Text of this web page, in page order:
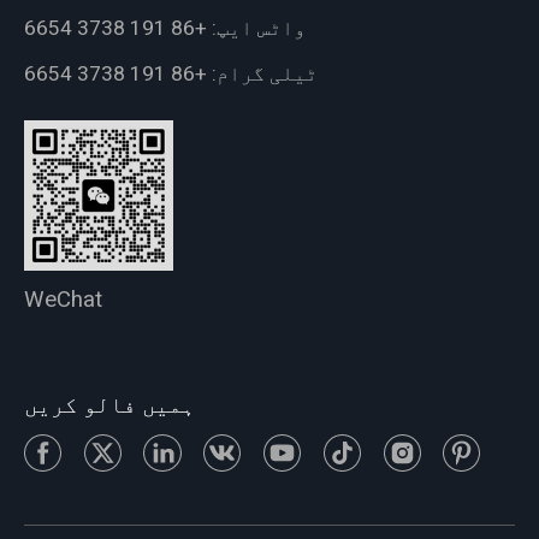
واٹس ایپ: +86 191 3738 6654
ٹیلی گرام: +86 191 3738 6654
WeChat
ہمیں فالو کریں